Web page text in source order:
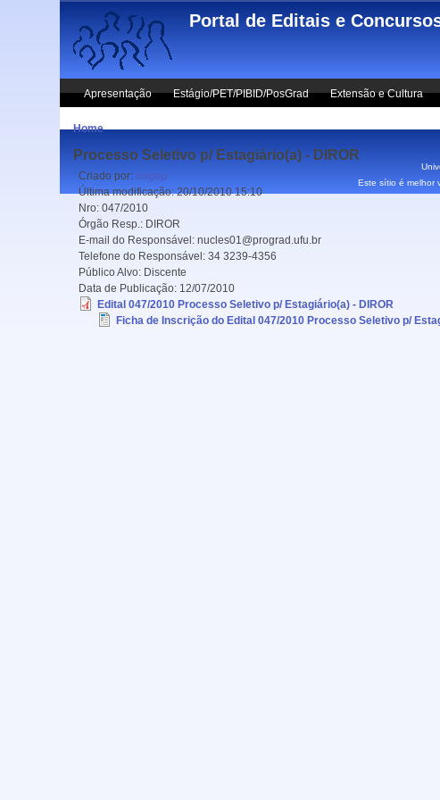
Skip to main content
Portal de Editais e
Apresentação Estágio/PET/PIBID/PosGrad Extensão e Cultura
Home
Processo Seletivo p/ Estagiário(a) - DIROR
Criado por:tiagop
Última modificação:20/10/2010 15:10
Nro:047/2010
Órgão Resp.: DIROR
E-mail do Responsável:nucles01@prograd.ufu.br
Telefone do Responsável:34 3239-4356
Público Alvo: Discente
Data de Publicação: 12/07/2010
Edital 047/2010 Processo Seletivo p/ Estagiário(a) - DIROR
Ficha de Inscrição do Edital 047/2010 Processo Seletivo p/
Este sítio é melhor